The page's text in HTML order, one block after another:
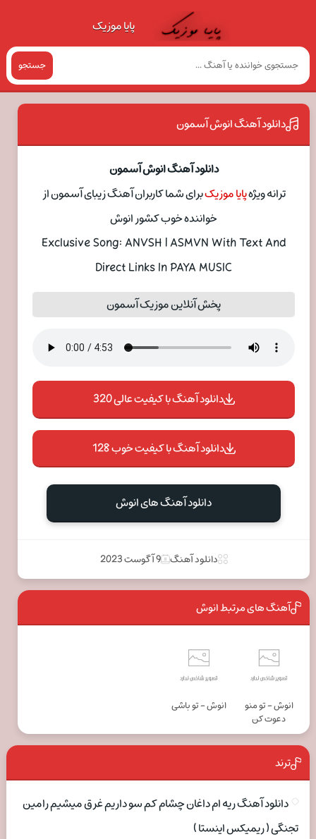
پایا موزیک
جستجو
دانلود آهنگ انوش آسمون
دانلود آهنگ انوش آسمون
ترانه ویژهپایا موزیکبرای شما کاربران آهنگ زیبای آسمون از
خواننده خوب کشور انوش
Exclusive Song: ANVSH | ASMVN With Text And
Direct Links In PAYA MUSIC
پخش آنلاین موزیک آسمون
دانلود آهنگ با کیفیت عالی 320
دانلود آهنگ با کیفیت خوب 128
دانلود آهنگ های انوش
دانلود آهنگ 9 آگوست 2023
آهنگ های مرتبط انوش
انوش - تو منو
دعوت کن
انوش - تو باشی
ترند
دانلود آهنگ ریه ام داغان چشام کم سو داریم غرق میشیم رامین
تجنگی ( ریمیکس اینستا )